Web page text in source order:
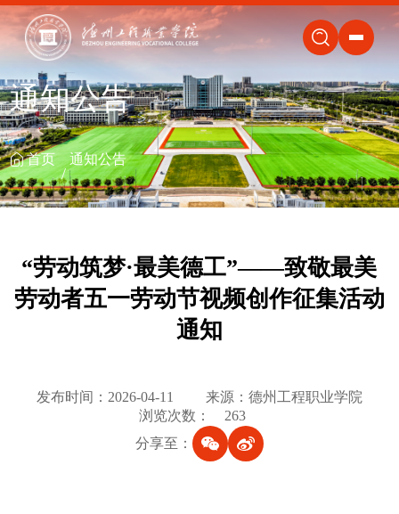
关闭
通知公告
首页 通知公告
“劳动筑梦·最美德工”——致敬最美
劳动者五一劳动节视频创作征集活动
通知
发布时间：2026-04-11
来源：德州工程职业学院
浏览次数：
263
分享至：